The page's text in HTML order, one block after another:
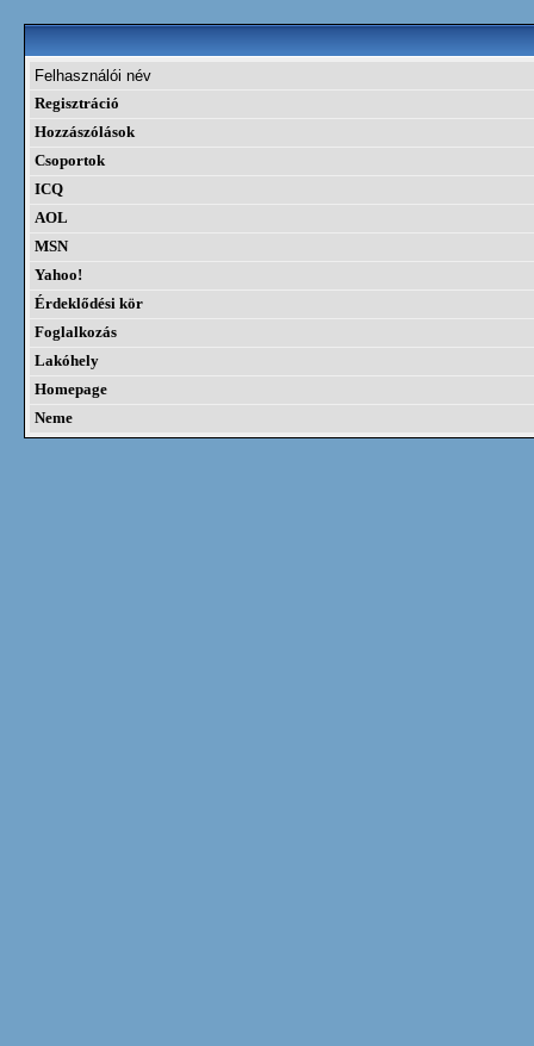
Felhasználói név
Regisztráció
Hozzászólások
Csoportok
ICQ
AOL
MSN
Yahoo!
Érdeklődési kör
Foglalkozás
Lakóhely
Homepage
Neme